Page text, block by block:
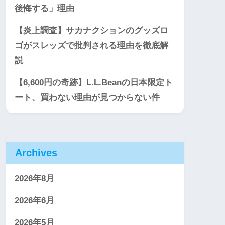
後悔する」理由
【炎上調査】サカナクションのグッズロ
ゴがスレッズで批判される理由を徹底解
説
【6,600円の奇跡】L.L.Beanの日本限定ト
ート、買わない理由が見つからない件
Archives
2026年8月
2026年6月
2026年5月